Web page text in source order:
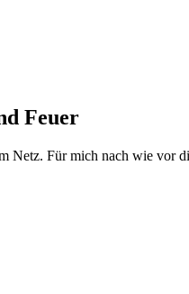
Feuer
Netz. Für mich nach wie vor